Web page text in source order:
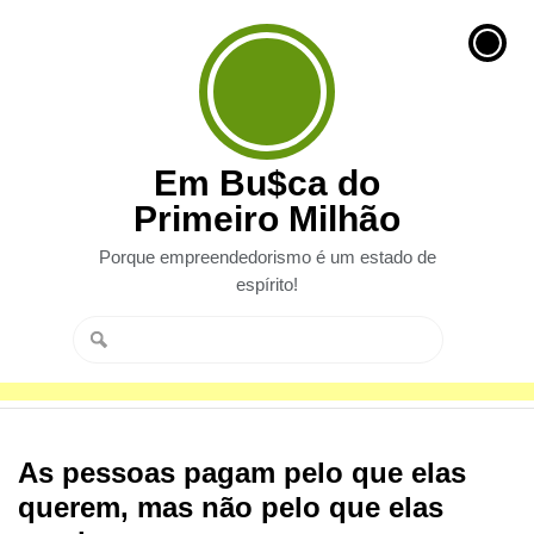
Em Bu$ca do
Primeiro Milhão
Porque empreendedorismo é um estado de
espírito!
As pessoas pagam pelo que elas
querem, mas não pelo que elas